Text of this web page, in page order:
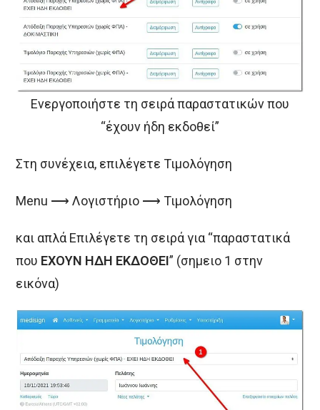
Ενεργοποιήστε τη σειρά παραστατικών που
“έχουν ήδη εκδοθεί”
Στη συνέχεια, επιλέγετε Τιμολόγηση
Menu ⟶ Λογιστήριο ⟶ Τιμολόγηση
και απλά Επιλέγετε τη σειρά για “παραστατικά
που ΕΧΟΥΝ ΗΔΗ ΕΚΔΟΘΕΙ” (σημειο 1 στην
εικόνα)